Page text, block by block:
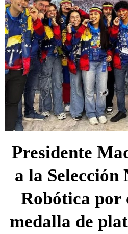
Presidente
a la Selección
Robótica por
medalla de